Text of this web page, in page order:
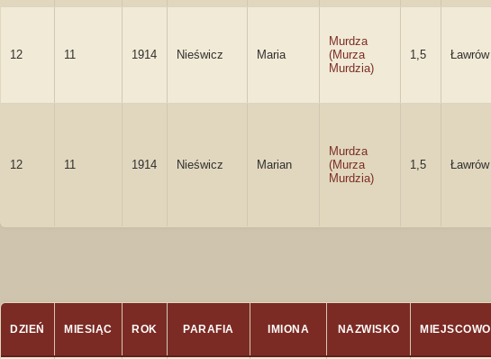
12 11 1914 Nieświcz Maria
Murdza
(Murza
Murdzia)
1,5 Ławrów
12 11 1914 Nieświcz Marian
Murdza
(Murza
Murdzia)
1,5 Ławrów
DZIEŃ MIESIĄC ROK PARAFIA IMIONA NAZWISKO